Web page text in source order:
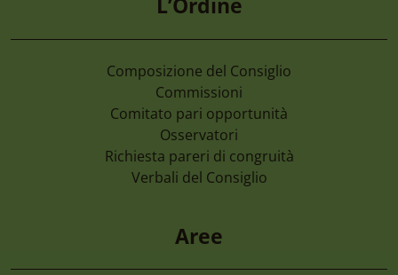
Composizione del Consiglio
Commissioni
Comitato pari opportunità
Osservatori
Richiesta pareri di congruità
Verbali del Consiglio
Aree